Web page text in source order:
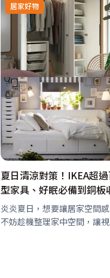
居家好物
夏日清涼對策！IKEA超
型家具、好眠必備到銅
炎炎夏日，想要讓居家空間
不妨趁機整理家中空間，讓